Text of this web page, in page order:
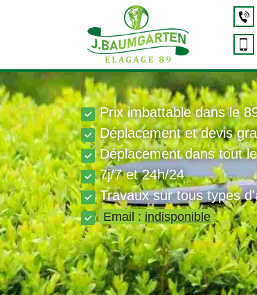
Prix imbattable dans le
Déplacement et devis
Déplacement dans tout
7j/7 et 24h/24
Travaux sur tous types
Email : indisponible